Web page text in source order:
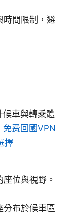
時間限制，避
候車與轉乘體
免费回國VPN
擇
位與視野。
分布於候車區